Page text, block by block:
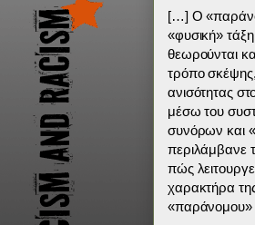
[…] Ο
«φυσική»
θεωρούνται
τρόπο
ανισότητας
μέσω του
συνόρων και
περιλάμβανε
πώς
χαρακτήρα